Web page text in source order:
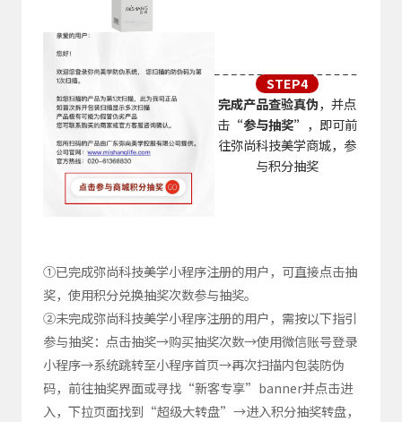
STEP4
完成产品查验真伪，并点
击“参与抽奖” ，即可前
往弥尚科技美学商城，参
与积分抽奖
①已完成弥尚科技美学小程序注册的用户，可直接点击抽
奖，使用积分兑换抽奖次数参与抽奖。
②未完成弥尚科技美学小程序注册的用户，需按以下指引
参与抽奖：点击抽奖→购买抽奖次数→使用微信账号登录
小程序→系统跳转至小程序首页→再次扫描内包装防伪
码，前往抽奖界面或寻找“新客专享”banner并点击进
入，下拉页面找到“超级大转盘”→进入积分抽奖转盘，